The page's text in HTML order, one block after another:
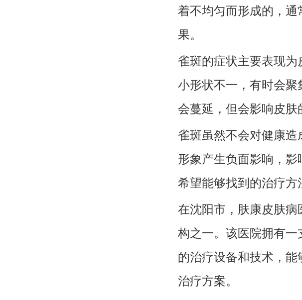
着不均匀而形成的，
果。
雀斑的症状主要表现
小形状不一，有时会
会蔓延，但会影响皮肤
雀斑虽然不会对健康造
形象产生负面影响，影
希望能够找到的治疗方
在沈阳市，肤康皮肤
构之一。该医院拥有
的治疗设备和技术，
治疗方案。